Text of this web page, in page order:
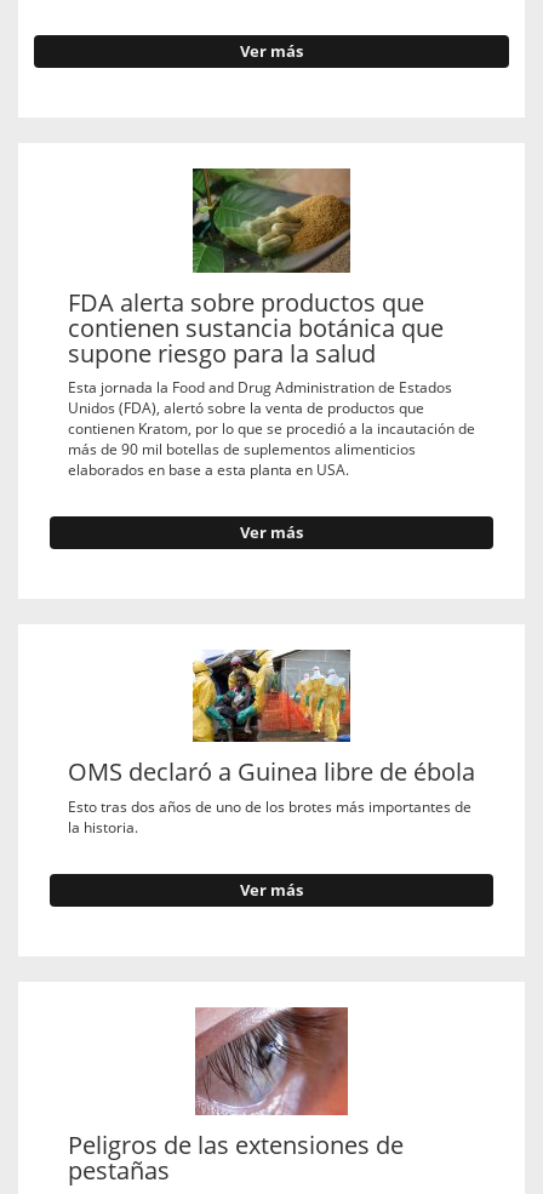
Ver más
FDA alerta sobre productos que
contienen sustancia botánica que
supone riesgo para la salud
Esta jornada la Food and Drug Administration de Estados
Unidos (FDA), alertó sobre la venta de productos que
contienen Kratom, por lo que se procedió a la incautación de
más de 90 mil botellas de suplementos alimenticios
elaborados en base a esta planta en USA.
Ver más
OMS declaró a Guinea libre de ébola
Esto tras dos años de uno de los brotes más importantes de
la historia.
Ver más
Peligros de las extensiones de
pestañas